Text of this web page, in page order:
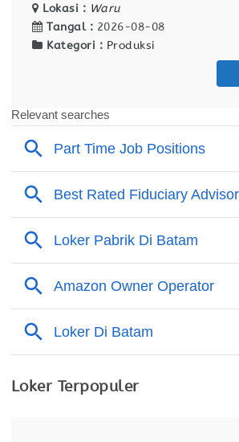
Lokasi : Waru
Tangal : 2026-08-08
Kategori : Produksi
Loker Terpopuler